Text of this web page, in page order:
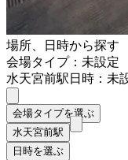
場所、日時から探す
会場タイプ：未設定
水天宮前駅日時：未
会場タイプを選ぶ
水天宮前駅
日時を選ぶ